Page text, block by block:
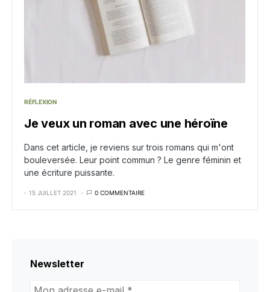
RÉFLEXION
Je veux un roman avec une héroïne
Dans cet article, je reviens sur trois romans qui m'ont
bouleversée. Leur point commun ? Le genre féminin et
une écriture puissante.
15 JUILLET 2021 0 COMMENTAIRE
Newsletter